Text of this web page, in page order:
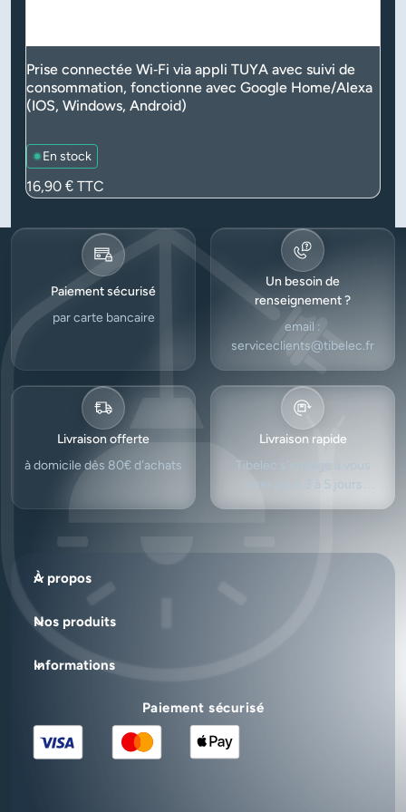
Prise connectée Wi‑Fi via appli TUYA avec suivi de
consommation, fonctionne avec Google Home/Alexa
(IOS, Windows, Android)
En stock
Prix
16,90 € TTC
Paiement sécurisé
par carte bancaire
Un besoin de
renseignement ?
email :
serviceclients@tibelec.fr
Livraison offerte
à domicile dès 80€ d’achats
Livraison rapide
Tibelec s'engage à vous
livrer sous 3 à 5 jours
À propos
Nos produits
Informations
Paiement sécurisé